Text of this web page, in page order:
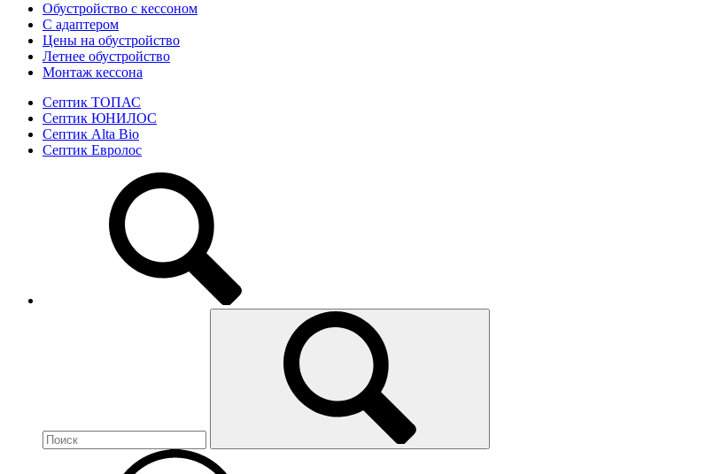
Обустройство с кессоном
С адаптером
Цены на обустройство
Летнее обустройство
Монтаж кессона
Септик ТОПАС
Септик ЮНИЛОС
Септик Alta Bio
Септик Евролос